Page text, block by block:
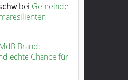
bei Gemeinde
MdB Brand:
echte Chance für